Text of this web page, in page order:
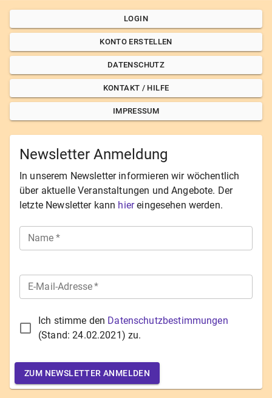
LOGIN
KONTO ERSTELLEN
DATENSCHUTZ
KONTAKT / HILFE
IMPRESSUM
Newsletter Anmeldung
In unserem Newsletter informieren wir wöchentlich
über aktuelle Veranstaltungen und Angebote. Der
letzte Newsletter kann hier eingesehen werden.
Name *
E-Mail-Adresse*
Ich stimme den Datenschutzbestimmungen
(Stand:24.02.2021) zu.
ZUM NEWSLETTER ANMELDEN